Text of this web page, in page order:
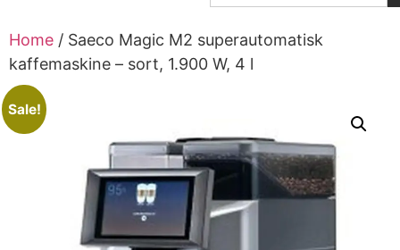
Home / Saeco Magic M2 superautomatisk
kaffemaskine – sort, 1.900 W, 4 l
Sale!